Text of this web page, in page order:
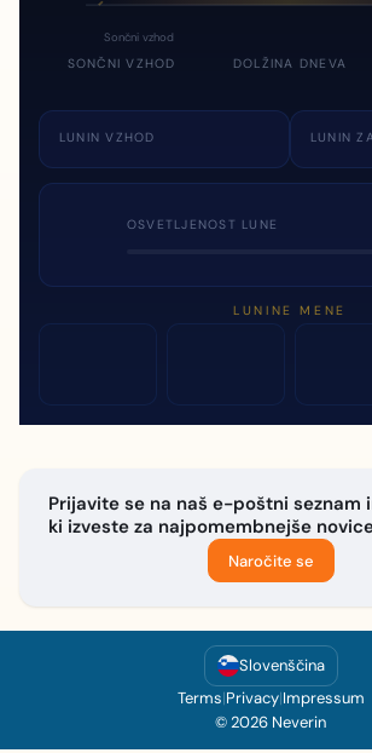
Sončni vzhod
SONČNI VZHOD DOLŽINA DNEVA
LUNIN VZHOD LUNIN
OSVETLJENOST LUNE
LUNINE MENE
Prijavite se na naš e-poštni seznam
ki izveste za najpomembnejše
Naročite se
Slovenščina
Terms|Privacy|Impressum
© 2026 Neverin